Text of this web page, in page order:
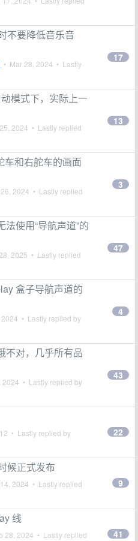
不要降低音乐音
• Mar 28, 2024 • Lastly
17
模式下，实际上一
2024 • Lastly replied
13
车和右舵车的画面
2024 • Lastly replied
3
使用“导航声道”的
2025 • Lastly replied
47
盒子导航声道的
• Lastly replied by
4
不对，几乎所有品
2024 • Lastly replied by
43
• Lastly replied by 22
候正式发布
2024 • Lastly replied
9
线
28, 2024 • Lastly replied
41